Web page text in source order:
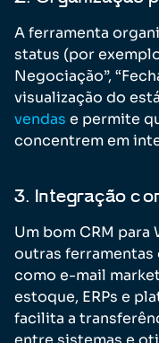
A ferramenta
status (por
Negociação”,
visualização do
vendas e permite
concentrem em
3. Integração
Um bom CRM
outras ferramentas
como e-mail
estoque, ERPs e
facilita a